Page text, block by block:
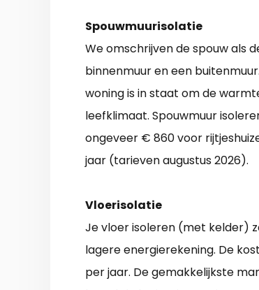
Spouwmuurisolatie
We omschrijven de spouw als
binnenmuur en een
woning is in staat om de
leefklimaat. Spouwmuur
ongeveer € 860 voor
jaar (tarieven augustus 2026).
Vloerisolatie
Je vloer isoleren (met kelder)
lagere energierekening. De
per jaar. De gemakkelijkste